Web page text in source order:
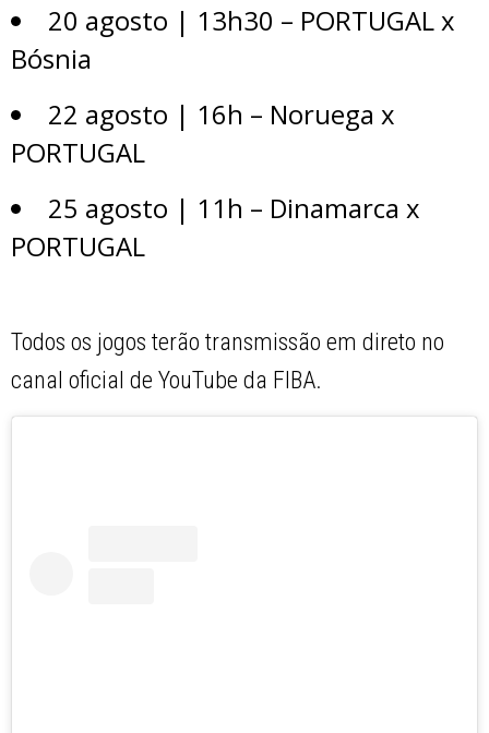
20 agosto | 13h30 – PORTUGAL x
Bósnia
22 agosto | 16h – Noruega x
PORTUGAL
25 agosto | 11h – Dinamarca x
PORTUGAL
Todos os jogos terão transmissão em direto no
canal oficial de YouTube da FIBA.